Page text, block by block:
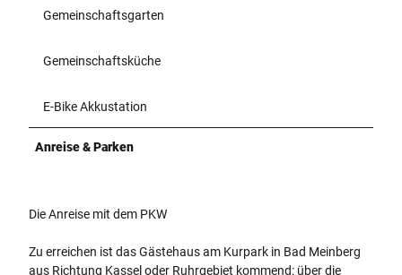
Gemeinschaftsgarten
Gemeinschaftsküche
E-Bike Akkustation
Anreise & Parken
Die Anreise mit dem PKW
Zu erreichen ist das Gästehaus am Kurpark in Bad Meinberg
aus Richtung Kassel oder Ruhrgebiet kommend: über die